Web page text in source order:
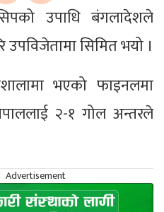
उपाधि बंगलादेशले
सिमित भयो ।
भएको फाइनलमा
२-१ गोल अन्तरले